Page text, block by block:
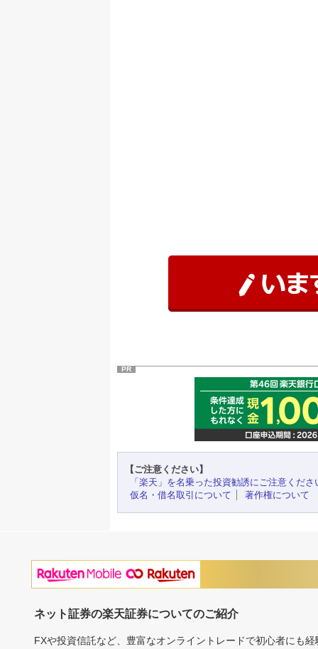
PR
【ご注意ください】
「楽天」を名乗った投資勧誘にご注意くださ
仮名・借名取引について
著作権について
ネット証券の楽天証券についてのご紹介
FXや投資信託など、豊富なオンライントレードで初心者にも